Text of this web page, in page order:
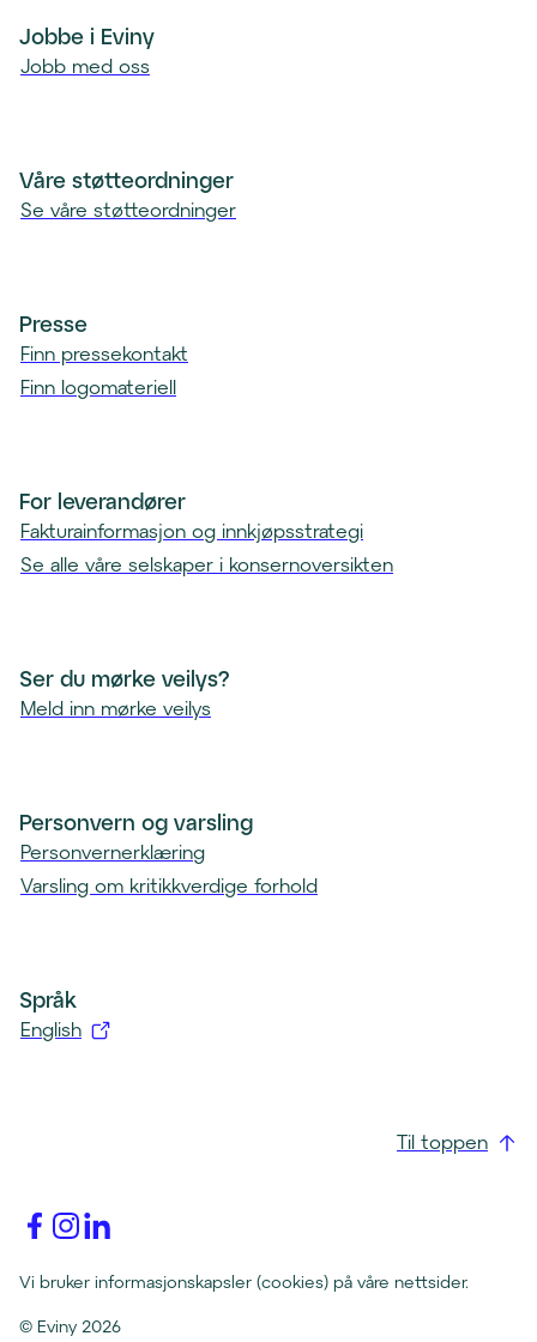
t
)
k
i
t
)
Jobbe i Eviny
Jobb med oss
Våre støtteordninger
Se våre støtteordninger
Presse
Finn pressekontakt
Finn logomateriell
For leverandører
Fakturainformasjon og innkjøpsstrategi
Se alle våre selskaper i konsernoversikten
Ser du mørke veilys?
Meld inn mørke veilys
Personvern og varsling
Personvernerklæring
Varsling om kritikkverdige forhold
Språk
English
y
t
Til toppen
(åpnes
nytt
(åpnes
nytt
(åpnes
nytt
Vi bruker informasjonskapsler (cookies) på våre nettsider.
© Eviny 2026